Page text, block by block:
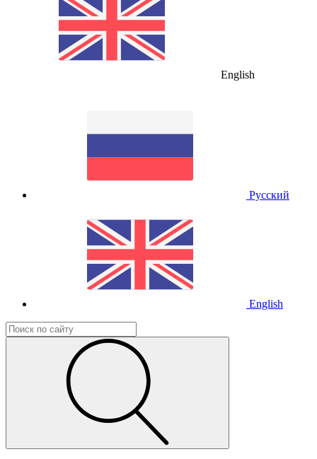
English
Русский
English